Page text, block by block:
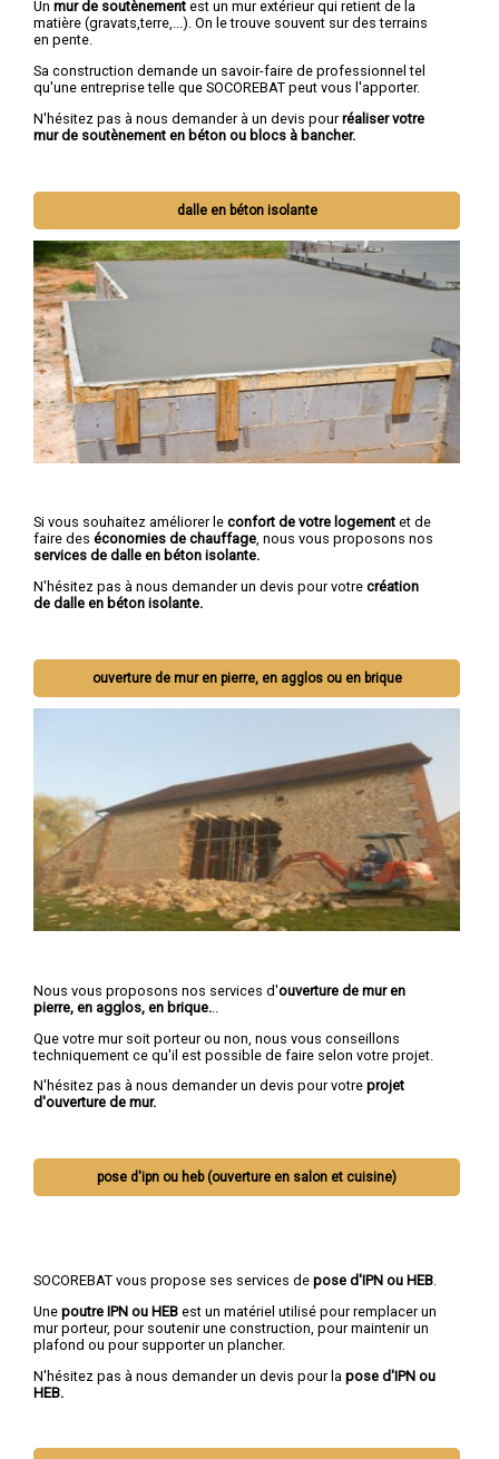
Un mur de soutènement est un mur extérieur qui retient de la
matière (gravats,terre,...). On le trouve souvent sur des terrains
en pente.
Sa construction demande un savoir-faire de professionnel tel
qu'une entreprise telle que SOCOREBAT peut vous l'apporter.
N'hésitez pas à nous demander à un devis pourréaliser votre
mur de soutènement en béton ou blocs à bancher.
dalle en béton isolante
Si vous souhaitez améliorer le confort de votre logement et de
faire des économies de chauffage, nous vous proposons nos
services de dalle en béton isolante.
N'hésitez pas à nous demander un devis pour votre création
de dalle en béton isolante.
ouverture de mur en pierre, en agglos ou en brique
Nous vous proposons nos services d'ouverture de mur en
pierre, en agglos, en brique.
Que votre mur soit porteur ou non, nous vous conseillons
techniquement ce qu'il est possible de faire selon votre projet.
N'hésitez pas à nous demander un devis pour votre projet
d'ouverture de mur.
pose d'ipn ou heb (ouverture en salon et cuisine)
SOCOREBAT vous propose ses services de pose d'IPN ou HEB.
Une poutre IPN ou HEB est un matériel utilisé pour remplacer un
mur porteur, pour soutenir une construction, pour maintenir un
plafond ou pour supporter un plancher.
N'hésitez pas à nous demander un devis pour la pose d'IPN ou
HEB.